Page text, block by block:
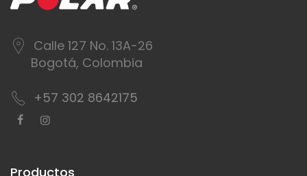
Calle 127 No. 13A-26
Bogotá, Colombia
+57 302 8642175
Productos